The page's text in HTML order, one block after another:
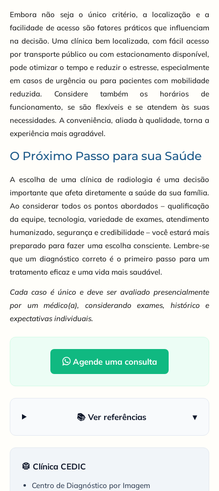
Embora não seja o único critério, a localização e a
facilidade de acesso são fatores práticos que influenciam
na decisão. Uma clínica bem localizada, com fácil acesso
por transporte público ou com estacionamento disponível,
pode otimizar o tempo e reduzir o estresse, especialmente
em casos de urgência ou para pacientes com mobilidade
reduzida. Considere também os horários de
funcionamento, se são flexíveis e se atendem às suas
necessidades. A conveniência, aliada à qualidade, torna a
experiência mais agradável.
O Próximo Passo para sua Saúde
A escolha de uma clínica de radiologia é uma decisão
importante que afeta diretamente a saúde da sua família.
Ao considerar todos os pontos abordados – qualificação
da equipe, tecnologia, variedade de exames, atendimento
humanizado, segurança e credibilidade – você estará mais
preparado para fazer uma escolha consciente. Lembre-se
que um diagnóstico correto é o primeiro passo para um
tratamento eficaz e uma vida mais saudável.
Cada caso é único e deve ser avaliado presencialmente
por um médico(a), considerando exames, histórico e
expectativas individuais.
Agende uma consulta
📚 Ver referências ▾
🥼 Clínica CEDIC
Centro de Diagnóstico por Imagem